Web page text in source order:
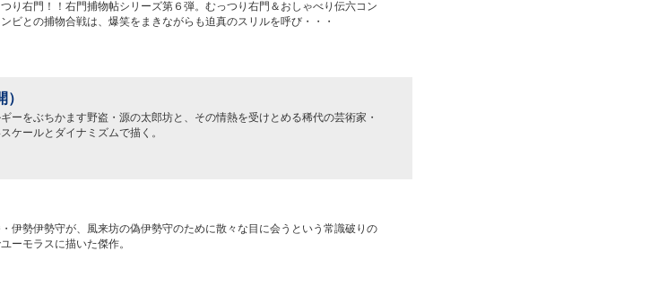
り右門！！右門捕物帖シリーズ第６弾。むっつり右門＆おしゃべり伝六コン
ビとの捕物合戦は、爆笑をまきながらも迫真のスリルを呼び・・・
ーをぶちかます野盗・源の太郎坊と、その情熱を受けとめる稀代の芸術家・
ケールとダイナミズムで描く。
伊勢伊勢守が、風来坊の偽伊勢守のために散々な目に会うという常識破りの
ーモラスに描いた傑作。